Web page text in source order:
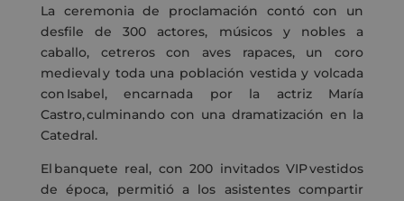
La ceremonia de proclamación contó con un
desfile de 300 actores, músicos y nobles a
caballo, cetreros con aves rapaces, un coro
medieval y toda una población vestida y volcada
con Isabel, encarnada por la actriz María
Castro, culminando con una dramatización en la
Catedral.
El banquete real, con 200 invitados VIP vestidos
de época, permitió a los asistentes compartir